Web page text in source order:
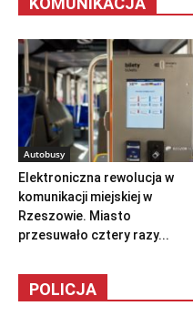
Autobusy
Elektroniczna rewolucja w
komunikacji miejskiej w
Rzeszowie. Miasto
przesuwało cztery razy...
POLICJA